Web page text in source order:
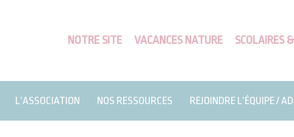
NOTRE SITE VACANCES NATURE SCOLAIRES
L’ASSOCIATION NOS RESSOURCES REJOINDRE L’ÉQUIPE /